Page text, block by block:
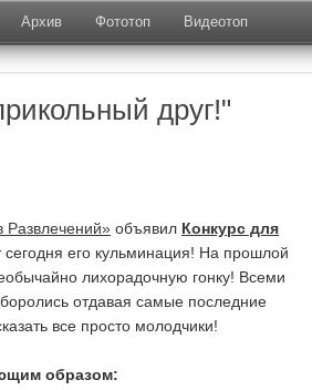
Архив Фототоп Видеотоп
друг!"
Развлечений» объявил Конкурс для
сегодня его кульминация! На прошлой
лихорадочную гонку! Всеми
отдавая самые последние
все просто молодчики!
образом: